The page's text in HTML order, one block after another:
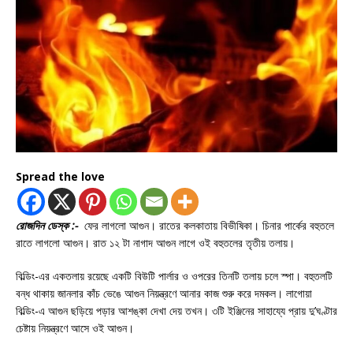
Spread the love
রোজদিন ডেস্ক :- ফের লাগলো আগুন। রাতের কলকাতায় বিভীষিকা। চিনার পার্কের বহুতলে
রাতে লাগলো আগুন। রাত ১২ টা নাগাদ আগুন লাগে ওই বহুতলের তৃতীয় তলায়।
বিল্ডিং-এর একতলায় রয়েছে একটি বিউটি পার্লার ও ওপরের তিনটি তলায় চলে স্পা। বহুতলটি
বন্ধ থাকায় জানলার কাঁচ ভেঙে আগুন নিয়ন্ত্রণে আনার কাজ শুরু করে দমকল। লাগোয়া
বিল্ডিং-এ আগুন ছড়িয়ে পড়ার আশঙ্কা দেখা দেয় তখন। ৩টি ইঞ্জিনের সাহায্যে প্রায় দু’ঘণ্টার
চেষ্টায় নিয়ন্ত্রণে আসে ওই আগুন।